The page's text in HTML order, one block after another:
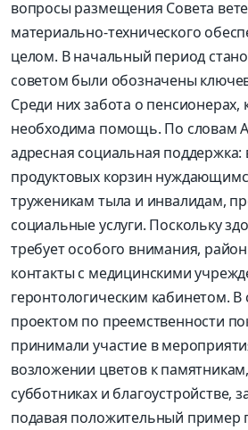
вопросы размещения Совета
материально-технического
целом. В начальный период
советом были обозначены
Среди них забота о
необходима помощь. По словам
адресная социальная поддержка:
продуктовых корзин
труженикам тыла и инвалидам,
социальные услуги. Поскольку
требует особого внимания,
контакты с медицинскими
геронтологическим кабинетом. В
проектом по преемственности
принимали участие в
возложении цветов к
субботниках и благоустройстве,
подавая положительный пример